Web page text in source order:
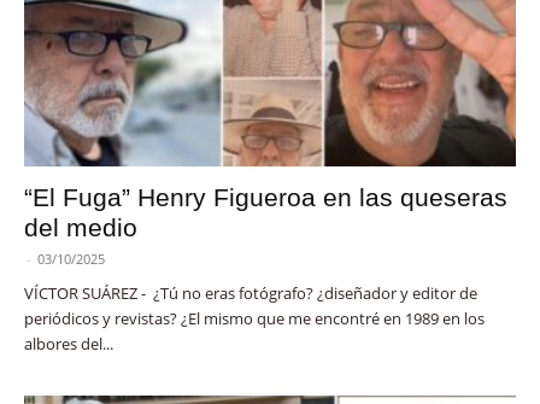
“El Fuga” Henry Figueroa en las queseras
del medio
- 03/10/2025
VÍCTOR SUÁREZ - ¿Tú no eras fotógrafo? ¿diseñador y editor de
periódicos y revistas? ¿El mismo que me encontré en 1989 en los
albores del...